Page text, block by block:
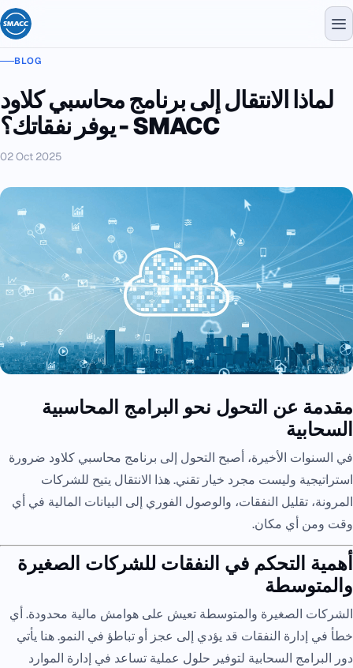
BLOG
لماذا الانتقال إلى برنامج محاسبي كلاود
يوفر نفقاتك؟ - SMACC
02 Oct 2025
مقدمة عن التحول نحو البرامج المحاسبية
السحابية
في السنوات الأخيرة، أصبح التحول إلى برنامج محاسبي كلاود ضرورة
استراتيجية وليست مجرد خيار تقني. هذا الانتقال يتيح للشركات
المرونة، تقليل النفقات، والوصول الفوري إلى البيانات المالية في أي
وقت ومن أي مكان.
أهمية التحكم في النفقات للشركات الصغيرة
والمتوسطة
الشركات الصغيرة والمتوسطة تعيش على هوامش مالية محدودة. أي
خطأ في إدارة النفقات قد يؤدي إلى عجز أو تباطؤ في النمو. هنا يأتي
دور البرامج السحابية لتوفير حلول عملية تساعد في إدارة الموارد